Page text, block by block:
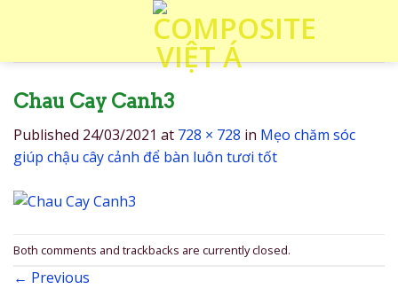
Chau Cay Canh3
Published 24/03/2021 at 728 × 728 in Mẹo chăm sóc
giúp chậu cây cảnh để bàn luôn tươi tốt
Both comments and trackbacks are currently closed.
← Previous